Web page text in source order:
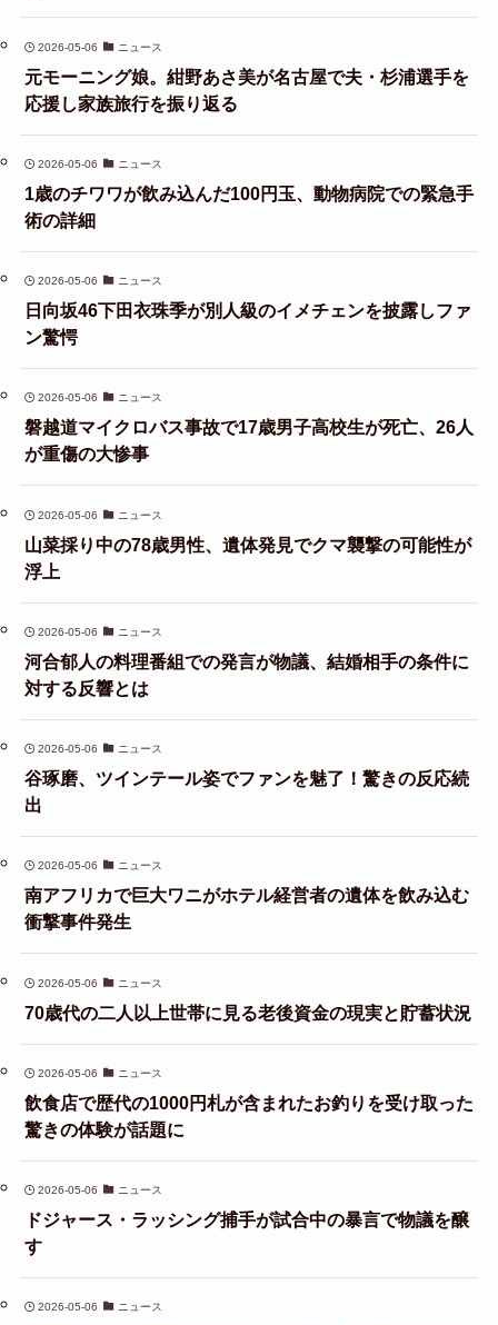
2026-05-06 ニュース
元モーニング娘。紺野あさ美が名古屋で夫・杉浦選手を
応援し家族旅行を振り返る
2026-05-06 ニュース
1歳のチワワが飲み込んだ100円玉、動物病院での緊急手
術の詳細
2026-05-06 ニュース
日向坂46下田衣珠季が別人級のイメチェンを披露しファ
ン驚愕
2026-05-06 ニュース
磐越道マイクロバス事故で17歳男子高校生が死亡、26人
が重傷の大惨事
2026-05-06 ニュース
山菜採り中の78歳男性、遺体発見でクマ襲撃の可能性が
浮上
2026-05-06 ニュース
河合郁人の料理番組での発言が物議、結婚相手の条件に
対する反響とは
2026-05-06 ニュース
谷琢磨、ツインテール姿でファンを魅了！驚きの反応続
出
2026-05-06 ニュース
南アフリカで巨大ワニがホテル経営者の遺体を飲み込む
衝撃事件発生
2026-05-06 ニュース
70歳代の二人以上世帯に見る老後資金の現実と貯蓄状況
2026-05-06 ニュース
飲食店で歴代の1000円札が含まれたお釣りを受け取った
驚きの体験が話題に
2026-05-06 ニュース
ドジャース・ラッシング捕手が試合中の暴言で物議を醸
す
2026-05-06 ニュース